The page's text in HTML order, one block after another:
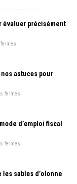
évaluer précisément
astuces pour
fermés
d’emploi fiscal
fermés
sables d’olonne